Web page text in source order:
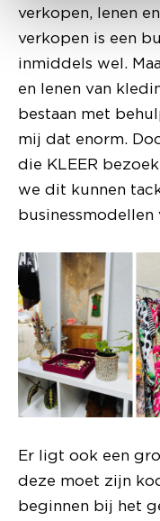
verkopen, lenen
verkopen is een
inmiddels wel.
en lenen van
bestaan met
mij dat enorm.
die KLEER
we dit kunnen
Er ligt ook een
deze moet zijn
beginnen bij het